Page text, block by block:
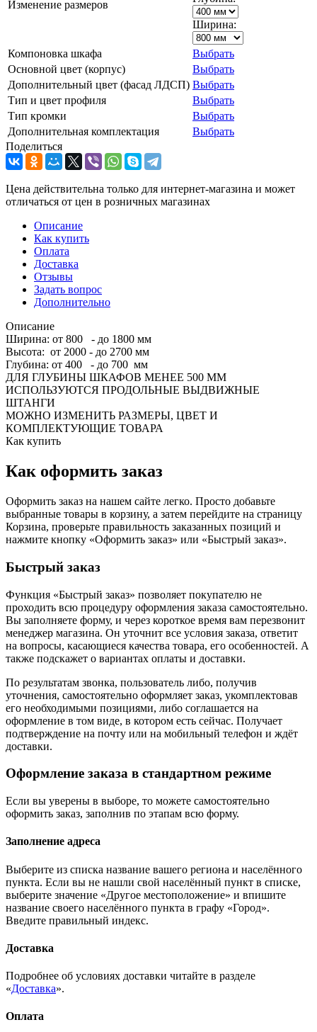
Изменение размеров
Ширина:
Компоновка шкафа
Выбрать
Основной цвет (корпус)
Выбрать
Дополнительный цвет (фасад ЛДСП) Выбрать
Тип и цвет профиля
Выбрать
Тип кромки
Выбрать
Дополнительная комплектация
Выбрать
Поделиться
Цена действительна только для интернет-магазина и может
отличаться от цен в розничных магазинах
Описание
Как купить
Оплата
Доставка
Отзывы
Задать вопрос
Дополнительно
Описание
Ширина: от 800 - до 1800 мм
Высота: от 2000 - до 2700 мм
Глубина: от 400 - до 700 мм
ДЛЯ ГЛУБИНЫ ШКАФОВ МЕНЕЕ 500 ММ
ИСПОЛЬЗУЮТСЯ ПРОДОЛЬНЫЕ ВЫДВИЖНЫЕ
ШТАНГИ
МОЖНО ИЗМЕНИТЬ РАЗМЕРЫ, ЦВЕТ И
КОМПЛЕКТУЮЩИЕ ТОВАРА
Как купить
Как оформить заказ
Оформить заказ на нашем сайте легко. Просто добавьте
выбранные товары в корзину, а затем перейдите на страницу
Корзина, проверьте правильность заказанных позиций и
нажмите кнопку «Оформить заказ» или «Быстрый заказ».
Быстрый заказ
Функция «Быстрый заказ» позволяет покупателю не
проходить всю процедуру оформления заказа самостоятельно.
Вы заполняете форму, и через короткое время вам перезвонит
менеджер магазина. Он уточнит все условия заказа, ответит
на вопросы, касающиеся качества товара, его особенностей. А
также подскажет о вариантах оплаты и доставки.
По результатам звонка, пользователь либо, получив
уточнения, самостоятельно оформляет заказ, укомплектовав
его необходимыми позициями, либо соглашается на
оформление в том виде, в котором есть сейчас. Получает
подтверждение на почту или на мобильный телефон и ждёт
доставки.
Оформление заказа в стандартном режиме
Если вы уверены в выборе, то можете самостоятельно
оформить заказ, заполнив по этапам всю форму.
Заполнение адреса
Выберите из списка название вашего региона и населённого
пункта. Если вы не нашли свой населённый пункт в списке,
выберите значение «Другое местоположение» и впишите
название своего населённого пункта в графу «Город».
Введите правильный индекс.
Доставка
Подробнее об условиях доставки читайте в разделе
«Доставка».
Оплата